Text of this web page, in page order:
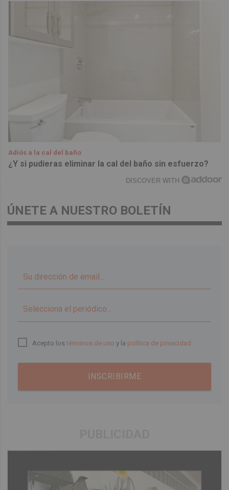
Adiós a la cal del baño
¿Y si pudieras eliminar la cal del baño sin esfuerzo?
DISCOVER WITH
ÚNETE A NUESTRO BOLETÍN
Acepto lostérminos de uso y la política de privacidad
INSCRIBIRME